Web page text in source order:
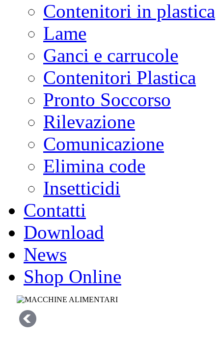
Contenitori in plastica
Lame
Ganci e carrucole
Contenitori Plastica
Pronto Soccorso
Rilevazione
Comunicazione
Elimina code
Insetticidi
Contatti
Download
News
Shop Online